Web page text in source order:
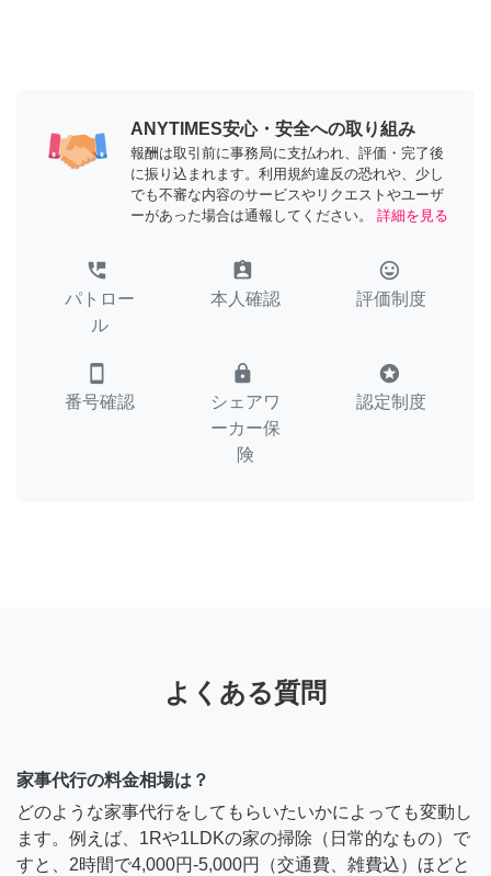
ANYTIMES安心・安全への取り組み
報酬は取引前に事務局に支払われ、評価・完了後
に振り込まれます。利用規約違反の恐れや、少し
でも不審な内容のサービスやリクエストやユーザ
ーがあった場合は通報してください。
詳細を見る
perm_phone_msg
パトロー
ル
assignment_ind
本人確認
tag_faces
評価制度
smartphone
番号確認
lock
シェアワ
ーカー保
険
stars
認定制度
よくある質問
家事代行の料金相場は？
どのような家事代行をしてもらいたいかによっても変動し
ます。例えば、1Rや1LDKの家の掃除（日常的なもの）で
すと、2時間で4,000円-5,000円（交通費、雑費込）ほどと